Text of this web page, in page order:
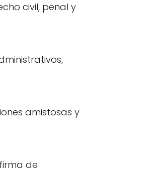
civil, penal y
amistosas y
de